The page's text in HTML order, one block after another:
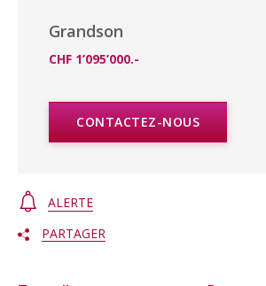
Grandson
CHF 1’095’000.-
CONTACTEZ-NOUS
ALERTE
PARTAGER